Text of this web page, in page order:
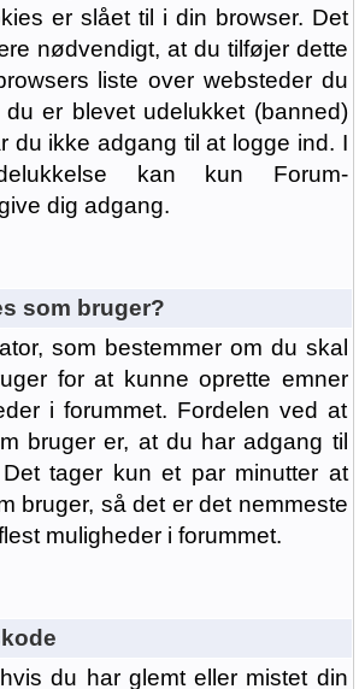
er slået til i din browser. Det
nødvendigt, at du tilføjer dette
liste over websteder du
du er blevet udelukket (banned)
du ikke adgang til at logge ind. I
kan kun Forum-
dig adgang.
som bruger?
som bestemmer om du skal
for at kunne oprette emner
i forummet. Fordelen ved at
bruger er, at du har adgang til
tager kun et par minutter at
bruger, så det er det nemmeste
muligheder i forummet.
du har glemt eller mistet din